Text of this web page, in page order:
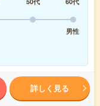
男性
詳しく見る